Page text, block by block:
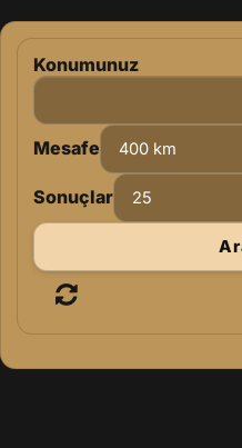
Konumunuz
Mesafe
Sonuçlar
